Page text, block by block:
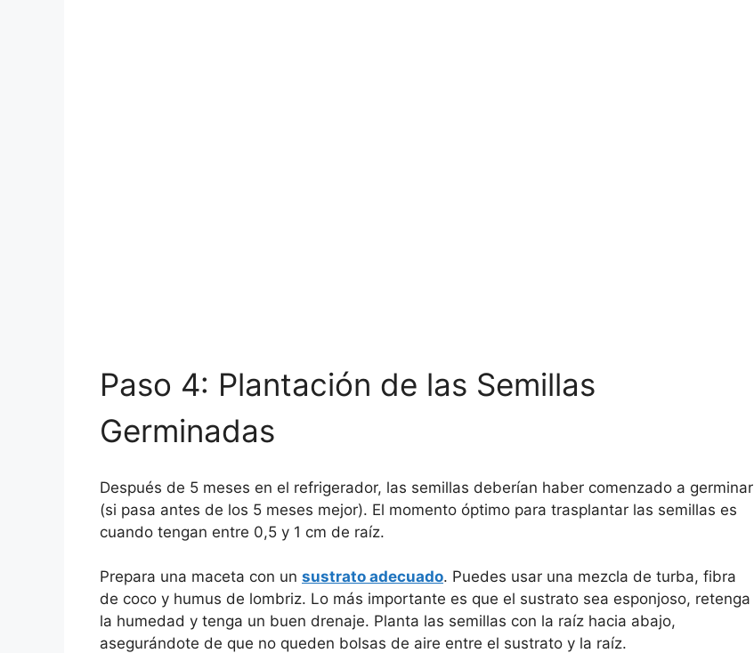
Paso 4: Plantación de las Semillas
Germinadas
Después de 5 meses en el refrigerador, las semillas deberían haber comenzado a germinar
(si pasa antes de los 5 meses mejor). El momento óptimo para trasplantar las semillas es
cuando tengan entre 0,5 y 1 cm de raíz.
Prepara una maceta con un sustrato adecuado. Puedes usar una mezcla de turba, fibra
de coco y humus de lombriz. Lo más importante es que el sustrato sea esponjoso, retenga
la humedad y tenga un buen drenaje. Planta las semillas con la raíz hacia abajo,
asegurándote de que no queden bolsas de aire entre el sustrato y la raíz.